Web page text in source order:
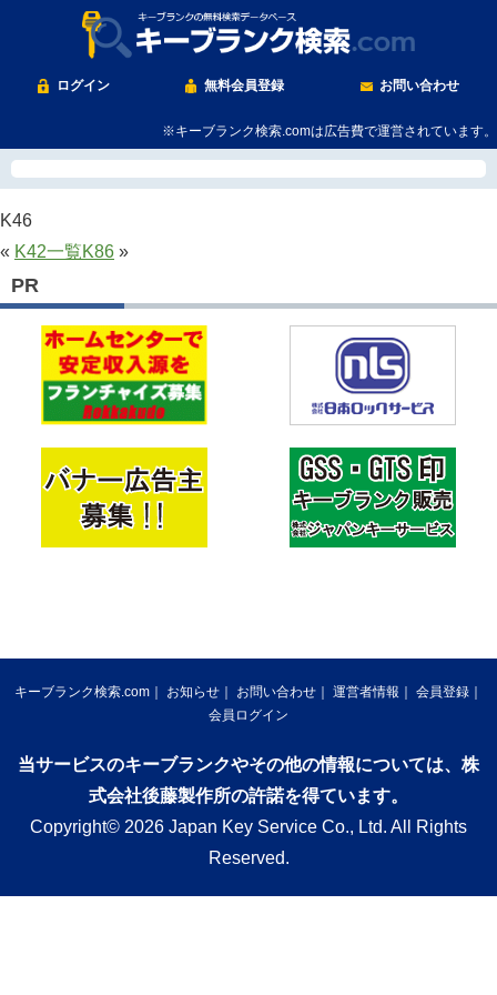
ログイン 無料会員登録 お問い合わせ
※キーブランク検索.comは広告費で運営されています。
K46
« K42一覧K86 »
PR
キーブランク検索.com お知らせ お問い合わせ 運営者情報
会員登録
会員ログイン
当サービスのキーブランクやその他の情報については、株
式会社後藤製作所の許諾を得ています。
Copyright© 2026 Japan Key Service Co., Ltd. All Rights
Reserved.